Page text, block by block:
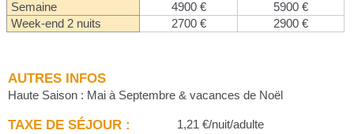
Semaine
4900 €
5900 €
Week-end 2 nuits
2700 € 2900 €
AUTRES INFOS
Haute Saison : Mai à Septembre & vacances de Noël
TAXE DE SÉJOUR : 1,21 €/nuit/adulte